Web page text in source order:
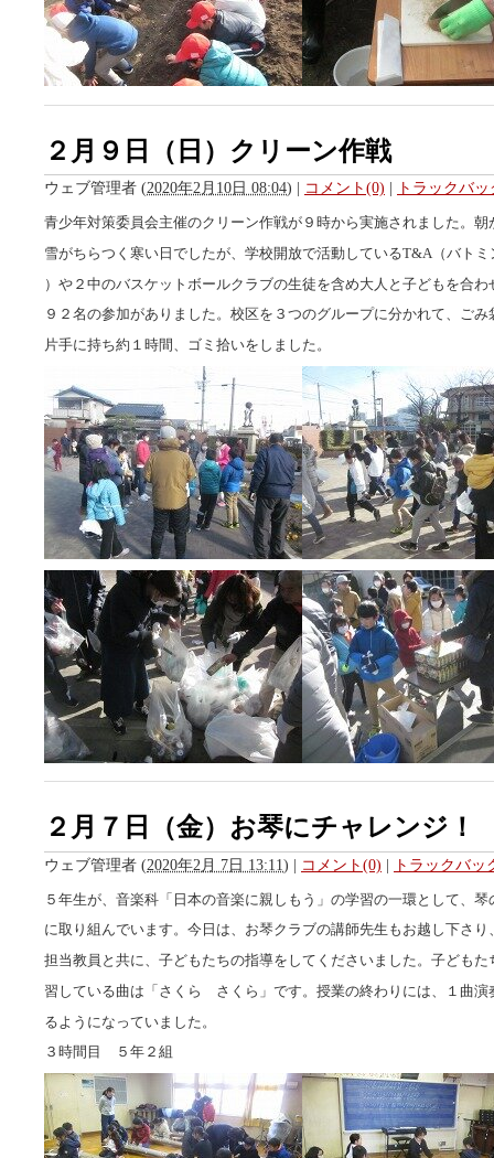
２月９日（日）クリーン作戦
ウェブ管理者 (2020年2月10日 08:04) | コメント(0) | トラックバ
青少年対策委員会主催のクリーン作戦が９時から実施されました。朝
雪がちらつく寒い日でしたが、学校開放で活動しているT&A（バトミ
）や２中のバスケットボールクラブの生徒を含め大人と子どもを合わ
９２名の参加がありました。校区を３つのグループに分かれて、ごみ
片手に持ち約１時間、ゴミ拾いをしました。
２月７日（金）お琴にチャレンジ！
ウェブ管理者 (2020年2月 7日 13:11) | コメント(0) | トラックバッ
５年生が、音楽科「日本の音楽に親しもう」の学習の一環として、琴
に取り組んでいます。今日は、お琴クラブの講師先生もお越し下さり
担当教員と共に、子どもたちの指導をしてくださいました。子どもた
習している曲は「さくら さくら」です。授業の終わりには、１曲演
るようになっていました。
３時間目 ５年２組